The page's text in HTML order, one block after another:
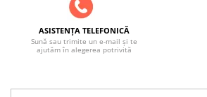
Unelte pentru grădinărit
SOBE ȘI ȘEMINEE
STICLĂ TERMOREZISTENTĂ
ASISTENȚA TELEFONICĂ
Sună sau trimite un e-mail și te
ajutăm în alegerea potrivită